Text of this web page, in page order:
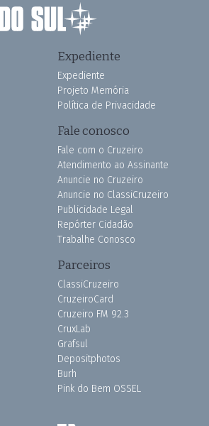
Expediente
Expediente
Projeto Memória
Política de Privacidade
Fale conosco
Fale com o Cruzeiro
Atendimento ao Assinante
Anuncie no Cruzeiro
Anuncie no ClassiCruzeiro
Publicidade Legal
Repórter Cidadão
Trabalhe Conosco
Parceiros
ClassiCruzeiro
CruzeiroCard
Cruzeiro FM 92.3
CruxLab
Grafsul
Depositphotos
Burh
Pink do Bem OSSEL